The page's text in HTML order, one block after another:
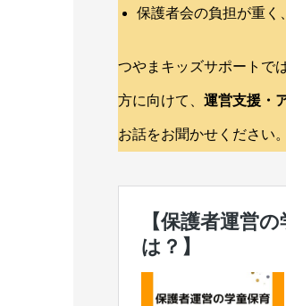
保護者会の負担が重
つやまキッズサポートで
方に向けて、 運営支援・
お話をお聞かせください。